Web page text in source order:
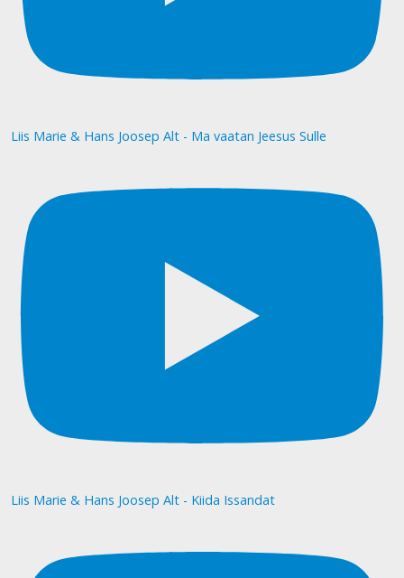
Liis Marie & Hans Joosep Alt - Ma vaatan Jeesus Sulle
Liis Marie & Hans Joosep Alt - Kiida Issandat